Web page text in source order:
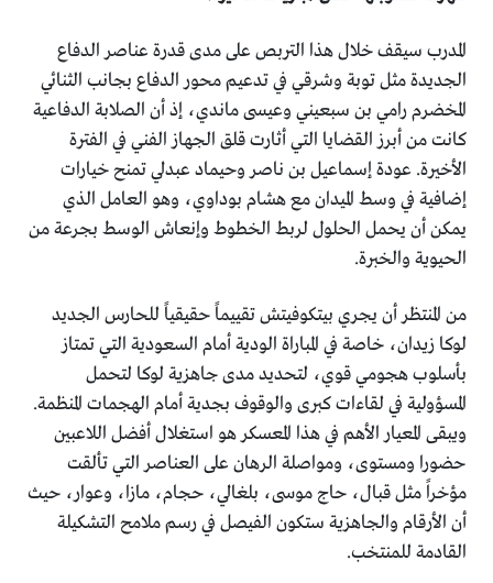
المدرب سيقف خلال هذا التربص على مدى قدرة عناصر الدفاع
الجديدة مثل توبة وشرقي في تدعيم محور الدفاع بجانب الثنائي
المخضرم رامي بن سبعيني وعيسى ماندي، إذ أن الصلابة الدفاعية
كانت من أبرز القضايا التي أثارت قلق الجهاز الفني في الفترة
الأخيرة. عودة إسماعيل بن ناصر وحيماد عبدلي تمنح خيارات
إضافية في وسط الميدان مع هشام بوداوي، وهو العامل الذي
يمكن أن يحمل الحلول لربط الخطوط وإنعاش الوسط بجرعة من
الحيوية والخبرة.
من المنتظر أن يجري بيتكوفيتش تقييماً حقيقياً للحارس الجديد
لوكا زيدان، خاصة في المباراة الودية أمام السعودية التي تمتاز
بأسلوب هجومي قوي، لتحديد مدى جاهزية لوكا لتحمل
المسؤولية في لقاءات كبرى والوقوف بجدية أمام الهجمات المنظمة.
ويبقى المعيار الأهم في هذا المعسكر هو استغلال أفضل اللاعبين
حضورا ومستوى، ومواصلة الرهان على العناصر التي تألقت
مؤخراً مثل قبال، حاج موسى، بلغالي، حجام، مازا، وعوار، حيث
أن الأرقام والجاهزية ستكون الفيصل في رسم ملامح التشكيلة
القادمة للمنتخب.